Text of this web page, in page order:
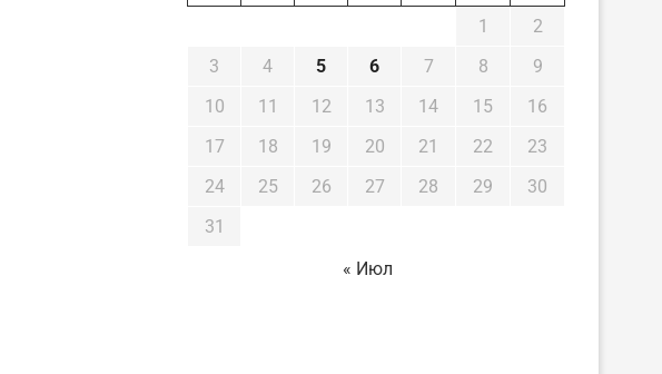
1
2
3
4 5 6 7 8
9
10
11 12 13 14 15
16
17
18 19 20 21 22
23
24
25 26 27 28 29
30
31
« Июл